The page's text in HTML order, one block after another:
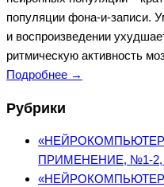
популяции фона-и-записи.
и воспроизведении
ритмическую активность
Подробнее →
Рубрики
ПРИМЕНЕНИЕ, №1-2,